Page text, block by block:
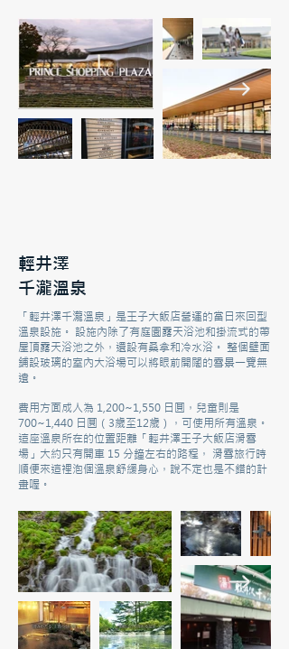
輕井澤
千瀧溫泉
「輕井澤千瀧溫泉」是王子大飯店營運的當日來回型
溫泉設施。 設施內除了有庭園露天浴池和掛流式的帶
屋頂露天浴池之外，還設有桑拿和冷水浴。 整個壁面
鋪設玻璃的室內大浴場可以將眼前開闊的雪景一覽無
遺。
費用方面成人為 1,200~1,550 日圓，兒童則是
700~1,440 日圓（3歲至12歲），可使用所有溫泉。
這座溫泉所在的位置距離「輕井澤王子大飯店滑雪
場」大約只有開車 15 分鐘左右的路程， 滑雪旅行時
順便來這裡泡個溫泉舒緩身心，說不定也是不錯的計
畫喔。